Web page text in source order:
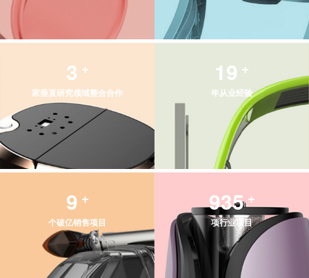
3 +
家垂直研究领域整合合作
20 +
年从业经验
10+
个破亿销售项目
1000+
项行业项目